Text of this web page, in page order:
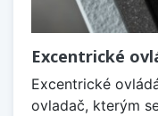
Excentrické
Excentrické
ovladač, kterým